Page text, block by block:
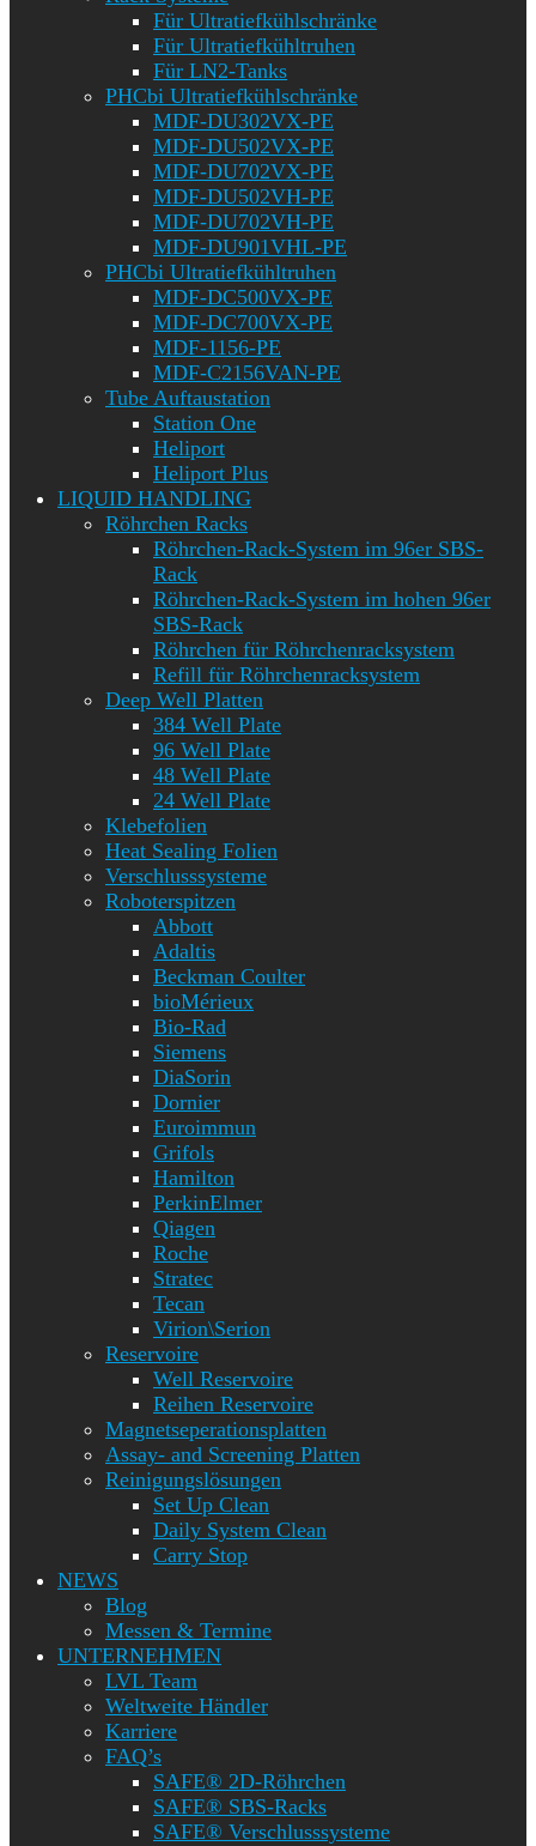
Für Ultratiefkühlschränke
Für Ultratiefkühltruhen
Für LN2-Tanks
PHCbi Ultratiefkühlschränke
MDF-DU302VX-PE
MDF-DU502VX-PE
MDF-DU702VX-PE
MDF-DU502VH-PE
MDF-DU702VH-PE
MDF-DU901VHL-PE
PHCbi Ultratiefkühltruhen
MDF-DC500VX-PE
MDF-DC700VX-PE
MDF-1156-PE
MDF-C2156VAN-PE
Tube Auftaustation
Station One
Heliport
Heliport Plus
LIQUID HANDLING
Röhrchen Racks
Röhrchen-Rack-System im 96er SBS-
Rack
Röhrchen-Rack-System im hohen 96er
SBS-Rack
Röhrchen für Röhrchenracksystem
Refill für Röhrchenracksystem
Deep Well Platten
384 Well Plate
96 Well Plate
48 Well Plate
24 Well Plate
Klebefolien
Heat Sealing Folien
Verschlusssysteme
Roboterspitzen
Abbott
Adaltis
Beckman Coulter
bioMérieux
Bio-Rad
Siemens
DiaSorin
Dornier
Euroimmun
Grifols
Hamilton
PerkinElmer
Qiagen
Roche
Stratec
Tecan
Virion\Serion
Reservoire
Well Reservoire
Reihen Reservoire
Magnetseperationsplatten
Assay- and Screening Platten
Reinigungslösungen
Set Up Clean
Daily System Clean
Carry Stop
NEWS
Blog
Messen & Termine
UNTERNEHMEN
LVL Team
Weltweite Händler
Karriere
FAQ’s
SAFE® 2D-Röhrchen
SAFE® SBS-Racks
SAFE® Verschlusssysteme